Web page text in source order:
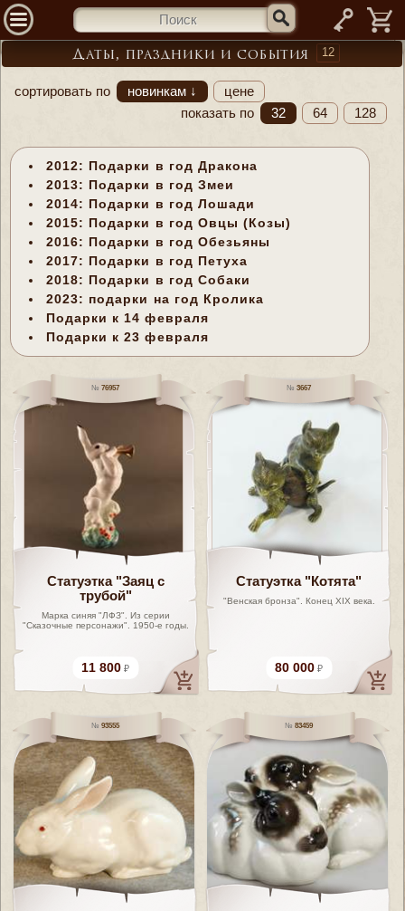
—
Даты, праздники и события 12
сортировать по новинкам ↓
цене
показать по
32 64 128
2012: Подарки в год Дракона
2013: Подарки в год Змеи
2014: Подарки в год Лошади
2015: Подарки в год Овцы (Козы)
2016: Подарки в год Обезьяны
2017: Подарки в год Петуха
2018: Подарки в год Собаки
2023: подарки на год Кролика
Подарки к 14 февраля
Подарки к 23 февраля
76957
Статуэтка "Заяц с
трубой"
Марка синяя "ЛФЗ". Из серии
"Сказочные персонажи". 1950-е годы.
11 800
3667
Статуэтка "Котята"
"Венская бронза". Конец XIX века.
80 000
93555 83459